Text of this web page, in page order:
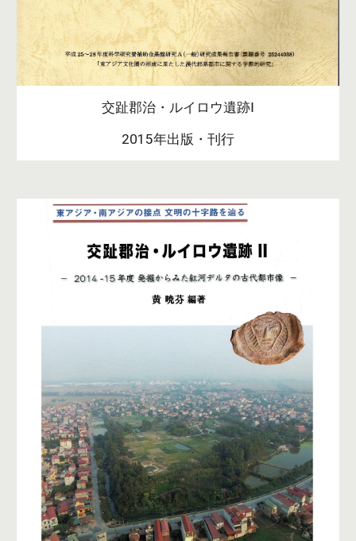
交趾郡治・ルイロウ遺跡Ⅰ
2015年出版・刊行